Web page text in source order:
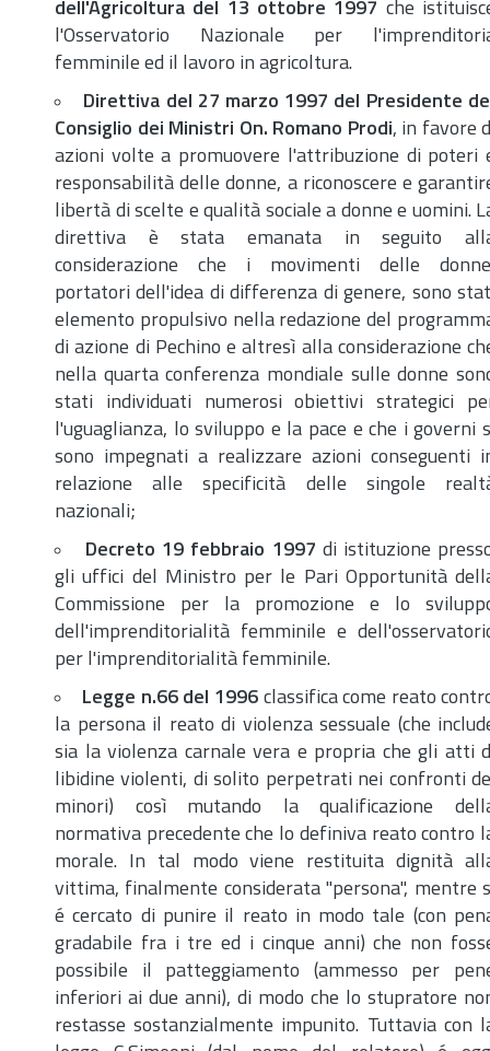
dell'Agricoltura del 13 ottobre 1997 che
l'Osservatorio Nazionale per
femminile ed il lavoro in agricoltura.
Direttiva del 27 marzo 1997 del Presidente
Consiglio dei Ministri On. Romano Prodi, in favore
azioni volte a promuovere l'attribuzione di poteri
responsabilità delle donne, a riconoscere e
libertà di scelte e qualità sociale a donne e uomini.
direttiva è stata emanata in seguito
considerazione che i movimenti delle
portatori dell'idea di differenza di genere, sono
elemento propulsivo nella redazione del
di azione di Pechino e altresì alla considerazione
nella quarta conferenza mondiale sulle donne
stati individuati numerosi obiettivi strategici
l'uguaglianza, lo sviluppo e la pace e che i governi
sono impegnati a realizzare azioni conseguenti
relazione alle specificità delle singole
nazionali;
Decreto 19 febbraio 1997 di istituzione
gli uffici del Ministro per le Pari Opportunità
Commissione per la promozione e lo
dell'imprenditorialità femminile e
per l'imprenditorialità femminile.
Legge n.66 del 1996 classifica come reato
la persona il reato di violenza sessuale (che
sia la violenza carnale vera e propria che gli atti
libidine violenti, di solito perpetrati nei confronti
minori) così mutando la qualificazione
normativa precedente che lo definiva reato contro
morale. In tal modo viene restituita dignità
vittima, finalmente considerata "persona", mentre
é cercato di punire il reato in modo tale (con
gradabile fra i tre ed i cinque anni) che non
possibile il patteggiamento (ammesso per
inferiori ai due anni), di modo che lo stupratore
restasse sostanzialmente impunito. Tuttavia con